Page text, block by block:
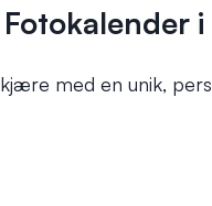
i
med en unik,